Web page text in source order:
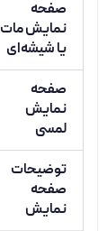
صفحه
نمایش مات
یا شیشه‌ای
صفحه
نمایش
لمسی
توضیحات
صفحه
نمایش